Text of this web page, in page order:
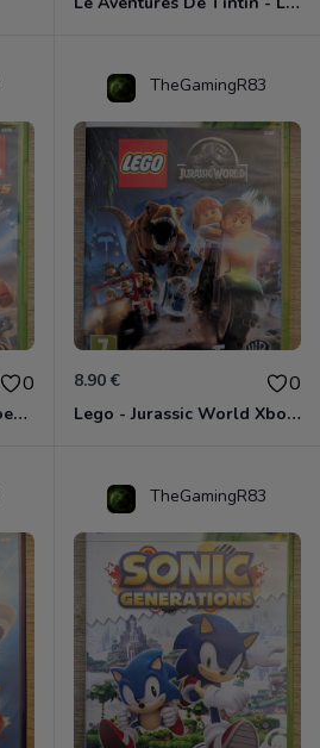
0
Lego Marvel Super Heroes Xbox 360
TheGamingR83
8.90 € 0
Lego - Jurassic World Xbox 360
TheGamingR83